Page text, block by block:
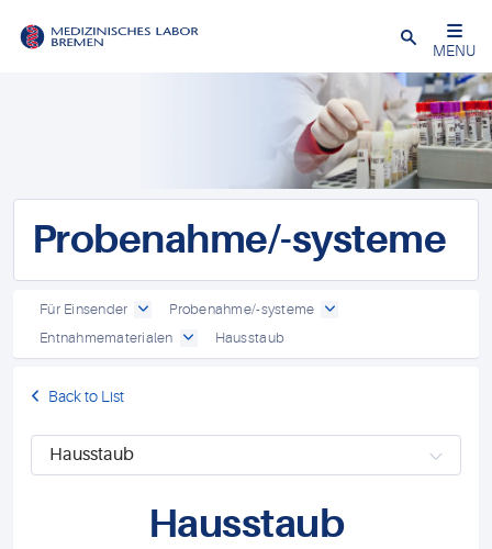
Schließen
MENU
Probenahme/-systeme
Für Einsender
Probenahme/-systeme
Entnahmematerialen
Hausstaub
Back to List
Hausstaub
Hausstaub